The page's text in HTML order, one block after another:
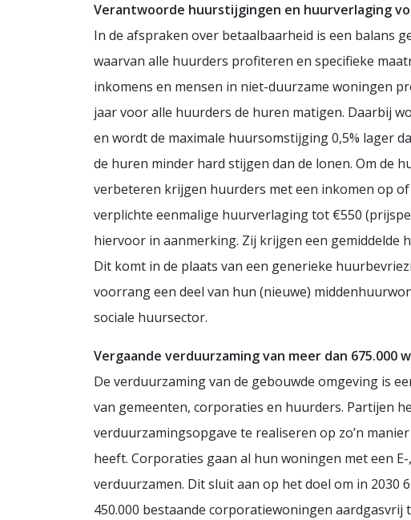
Verantwoorde huurstijgingen en huurverlaging
In de afspraken over betaalbaarheid is een balans
waarvan alle huurders profiteren en specifieke
inkomens en mensen in niet-duurzame woningen
jaar voor alle huurders de huren matigen. Daarbij
en wordt de maximale huursomstijging 0,5% lager
de huren minder hard stijgen dan de lonen. Om de
verbeteren krijgen huurders met een inkomen op
verplichte eenmalige huurverlaging tot €550
hiervoor in aanmerking. Zij krijgen een gemiddelde
Dit komt in de plaats van een generieke
voorrang een deel van hun (nieuwe)
sociale huursector.
Vergaande verduurzaming van meer dan 675.000
De verduurzaming van de gebouwde omgeving is
van gemeenten, corporaties en huurders. Partijen
verduurzamingsopgave te realiseren op zo’n
heeft. Corporaties gaan al hun woningen met een
verduurzamen. Dit sluit aan op het doel om in 2030
450.000 bestaande corporatiewoningen aardgasvrij